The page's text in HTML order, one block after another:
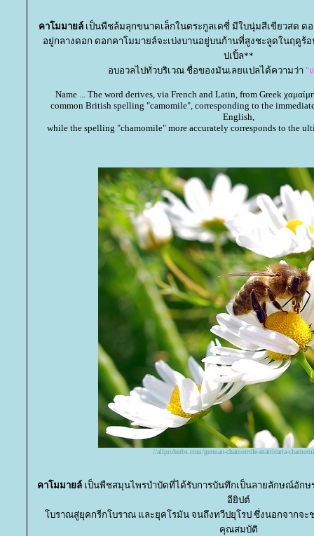
คาโมมายล์เป็นพืชล้มลุกขนาดเล็กในตระกูลเดซี่ มีใบนุ่มสีเขียวสด ดอ
อยู่กลางดอก ดอกคาโมมายล์จะเบ่งบานอยู่บนก้านที่สูงชะลูดในฤดูร้
ปเปิ้ล**
อบอวลไปทั่วบริเวณ ชื่อของมันเลยแปลได้ความว่า "
Name ... The word derives, via French and Latin, from Greek
common British spelling "camomile", corresponding to the
English,
while the spelling "chamomile" more accurately corresponds to the
//allproherbs.com/german-chamomile-matricaria-
คาโมมายล์ เป็นพืชสมุนไพรบำบัดที่ได้รับการบันทึกเป็นลายลักษณ์อัก
อียิปต์
บราณสู่ยุคกรีกโบราณ และยุคโรมัน จนถึงทวีปยุโรป ซึ่งนอกจากจะ
คุณสมบัติ